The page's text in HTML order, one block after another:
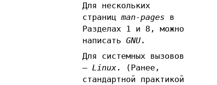
Для нескольких
страниц man-pages в
Разделах 1 и 8, можно
написать GNU.
Для системных вызовов
— Linux. (Ранее,
стандартной практикой